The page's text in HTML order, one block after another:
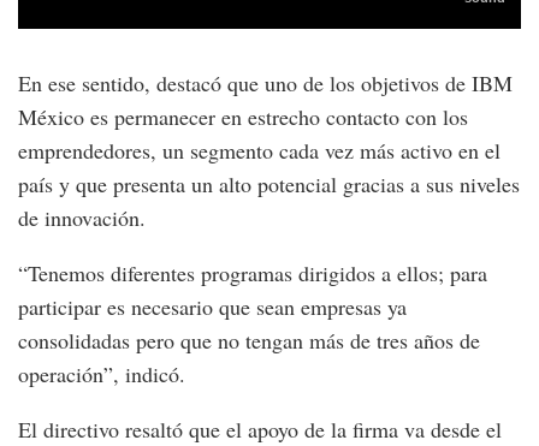
En ese sentido, destacó que uno de los objetivos de IBM
México es permanecer en estrecho contacto con los
emprendedores, un segmento cada vez más activo en el
país y que presenta un alto potencial gracias a sus niveles
de innovación.
“Tenemos diferentes programas dirigidos a ellos; para
participar es necesario que sean empresas ya
consolidadas pero que no tengan más de tres años de
operación”, indicó.
El directivo resaltó que el apoyo de la firma va desde el